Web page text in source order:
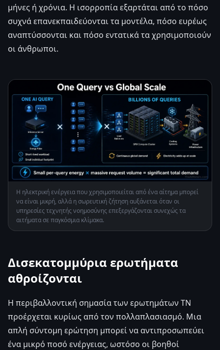
μήνες ή χρόνια. Η ισορροπία εξαρτάται από το πόσο
συχνά επανεκπαιδεύονται τα μοντέλα, πόσο ευρέως
αναπτύσσονται και πόσο εντατικά τα χρησιμοποιούν
οι άνθρωποι.
Η ηλεκτρική ενέργεια που χρησιμοποιείται από ένα αίτημα μπορεί
να είναι μικρή, αλλά η σωρευτική ζήτηση αυξάνεται όταν οι
υπηρεσίες τεχνητής νοημοσύνης επεξεργάζονται συνεχώς τα
αιτήματα σε παγκόσμια κλίμακα.
Δισεκατομμύρια ερωτήματα
αθροίζονται
Η περιβαλλοντική σημασία των ερωτημάτων ΤΝ
προέρχεται κυρίως από τον πολλαπλασιασμό. Μια
απλή σύντομη ερώτηση μπορεί να αντιπροσωπεύει
ένα μικρό ποσό ενέργειας, ωστόσο οι βοηθοί